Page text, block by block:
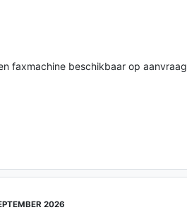
faxmachine beschikbaar op aanvraag
2026